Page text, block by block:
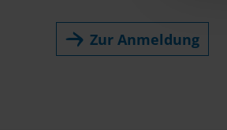
Zur Anmeldung